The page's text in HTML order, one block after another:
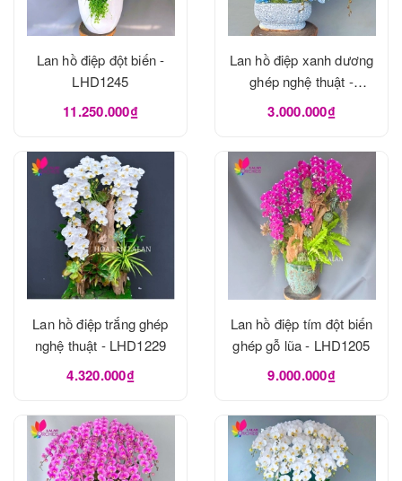
Lan hồ điệp đột biến -
LHD1245
11.250.000₫
Lan hồ điệp xanh dương
ghép nghệ thuật -
LHD1240
3.000.000₫
Lan hồ điệp trắng ghép
nghệ thuật - LHD1229
4.320.000₫
Lan hồ điệp tím đột biến
ghép gỗ lũa - LHD1205
9.000.000₫